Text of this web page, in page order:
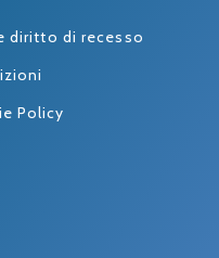
diritto di recesso
Policy